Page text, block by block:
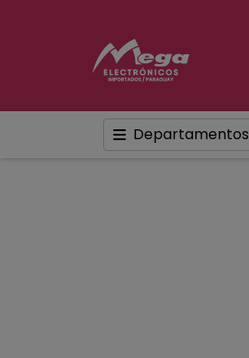
Departamentos